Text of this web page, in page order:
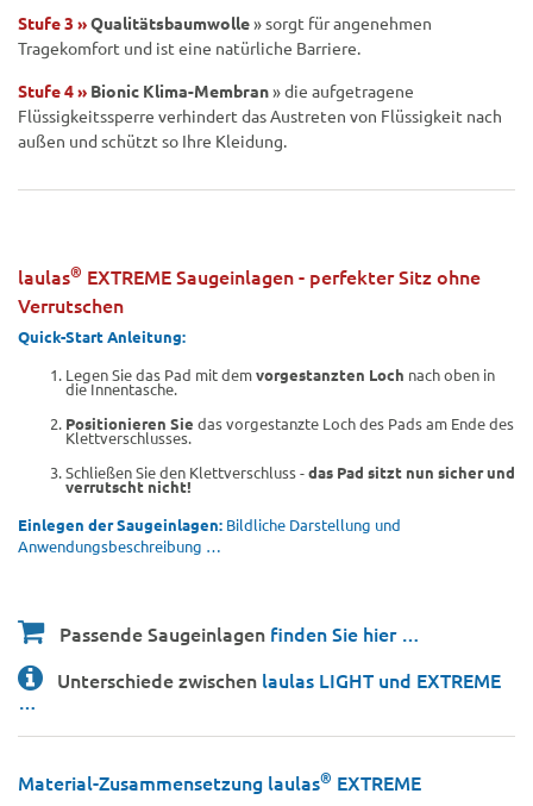
Stufe 3 »Qualitätsbaumwolle» sorgt für angenehmen
Tragekomfort und ist eine natürliche Barriere.
Stufe 4 » Bionic Klima-Membran» die aufgetragene
Flüssigkeitssperre verhindert das Austreten von Flüssigkeit nach
außen und schützt so Ihre Kleidung.
laulas® EXTREME Saugeinlagen - perfekter Sitz ohne
Verrutschen
Quick-Start Anleitung:
Legen Sie das Pad mit demvorgestanzten Loch nach oben in
die Innentasche.
Positionieren Sie das vorgestanzte Loch des Pads am Ende des
Klettverschlusses.
Schließen Sie den Klettverschluss -das Pad sitzt nun sicher und
verrutscht nicht!
Einlegen der Saugeinlagen: Bildliche Darstellung und
Anwendungsbeschreibung …
Passende Saugeinlagen finden Sie hier …
Unterschiede zwischen laulas LIGHT und EXTREME
…
Material-Zusammensetzung laulas® EXTREME